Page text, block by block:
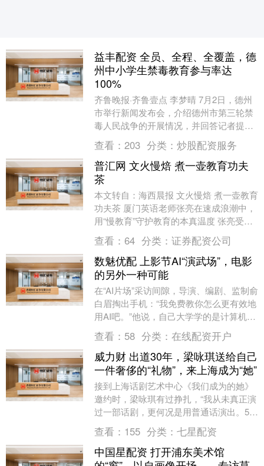
益丰配资 全员、全程、全覆盖，德
州中小学生禁毒教育参与率达
100%
齐鲁晚报·齐鲁壹点 李梦晴 7月2日，德州
市举行新闻发布会，介绍德州市第三轮禁
毒人民战争的开展情况，并回答记者提
问。 据介绍，市教育局始终把青少年毒品
预防教育作....
查看： 203 分类： 炒股配资服务
普汇网 文火慢焙 煮一壶教育功夫
茶
本文转自：海西晨报 文火慢焙 煮一壶教育
功夫茶 厦门英语老师张亮在速成浪潮中，
用“慢教育”守护教育的本真温度 张亮受邀
录制《榜样教育·中国好教师》栏目。 ....
查看： 64 分类： 证券配资公司
数魅优配 上影节AI“演武场”，电影
的另外一种可能
在“AI片场”采访间隙，导演、编剧、监制俞
白眉掏出手机：“我免费教你怎么更有效地
用AI吧。”他说，自己大学学的是计算机，
30年前的毕业设计就是关于人工智能
的，“....
查看： 58 分类： 在线配资开户
威力财 出道30年，梁咏琪送给自己
一件奢侈的“礼物”，来上海成为“她”
接到上海话剧艺术中心《我们成为的她》
邀约时，梁咏琪有过挣扎，“我从未真正演
过一部话剧，更何况是用普通话演出。50
岁这一年，要不要给自己这样一个巨大的
挑战？” 7....
查看： 155 分类： 七星配资
中国星配资 打开浦东美术馆